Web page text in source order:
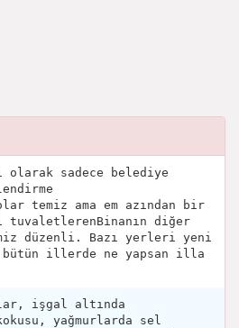
olarak sadece belediye
temiz ama em azından bir
diğer
düzenli. Bazı yerleri yeni
bütün illerde ne yapsan illa
işgal altında
yağmurlarda sel